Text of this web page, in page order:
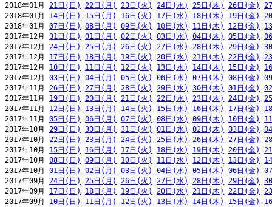
2018年01月 21日(日) 22日(月) 23日(火) 24日(水) 25日(木) 26日(金)
2018年01月 14日(日) 15日(月) 16日(火) 17日(水) 18日(木) 19日(金)
2018年01月 07日(日) 08日(月) 09日(火) 10日(水) 11日(木) 12日(金)
2017年12月 31日(日) 01日(月) 02日(火) 03日(水) 04日(木) 05日(金)
2017年12月 24日(日) 25日(月) 26日(火) 27日(水) 28日(木) 29日(金)
2017年12月 17日(日) 18日(月) 19日(火) 20日(水) 21日(木) 22日(金)
2017年12月 10日(日) 11日(月) 12日(火) 13日(水) 14日(木) 15日(金)
2017年12月 03日(日) 04日(月) 05日(火) 06日(水) 07日(木) 08日(金)
2017年11月 26日(日) 27日(月) 28日(火) 29日(水) 30日(木) 01日(金)
2017年11月 19日(日) 20日(月) 21日(火) 22日(水) 23日(木) 24日(金)
2017年11月 12日(日) 13日(月) 14日(火) 15日(水) 16日(木) 17日(金)
2017年11月 05日(日) 06日(月) 07日(火) 08日(水) 09日(木) 10日(金)
2017年10月 29日(日) 30日(月) 31日(火) 01日(水) 02日(木) 03日(金)
2017年10月 22日(日) 23日(月) 24日(火) 25日(水) 26日(木) 27日(金)
2017年10月 15日(日) 16日(月) 17日(火) 18日(水) 19日(木) 20日(金)
2017年10月 08日(日) 09日(月) 10日(火) 11日(水) 12日(木) 13日(金)
2017年10月 01日(日) 02日(月) 03日(火) 04日(水) 05日(木) 06日(金)
2017年09月 24日(日) 25日(月) 26日(火) 27日(水) 28日(木) 29日(金)
2017年09月 17日(日) 18日(月) 19日(火) 20日(水) 21日(木) 22日(金)
2017年09月 10日(日) 11日(月) 12日(火) 13日(水) 14日(木) 15日(金)